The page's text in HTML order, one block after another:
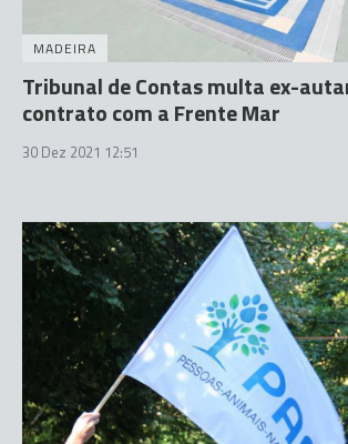
MADEIRA
Tribunal de Contas multa ex-
contrato com a Frente Mar
30 Dez 2021 12:51